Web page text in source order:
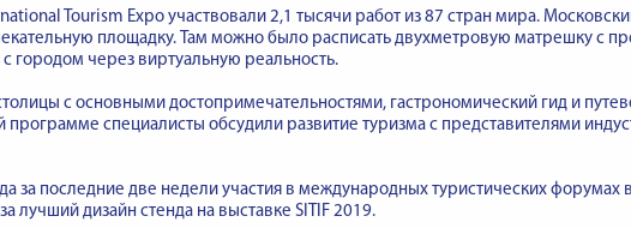
Tourism Expo участвовали 2,1 тысячи работ из 87 стран мира.
площадку. Там можно было расписать двухметровую матрешку с
городом через виртуальную реальность.
с основными достопримечательностями, гастрономический гид и
программе специалисты обсудили развитие туризма с представителями
за последние две недели участия в международных туристических форумах
лучший дизайн стенда на выставке SITIF 2019.